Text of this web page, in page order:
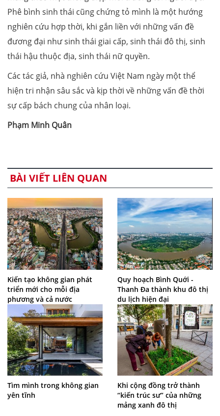
Phê bình sinh thái cũng chứng tỏ mình là một hướng
nghiên cứu hợp thời, khi gắn liền với những vấn đề
đương đại như sinh thái giai cấp, sinh thái đô thị, sinh
thái hậu thuộc địa, sinh thái nữ quyền.
Các tác giả, nhà nghiên cứu Việt Nam ngày một thể
hiện tri nhận sâu sắc và kịp thời về những vấn đề thời
sự cấp bách chung của nhân loại.
Phạm Minh Quân
BÀI VIẾT LIÊN QUAN
Kiến tạo không gian phát
triển mới cho mỗi địa
phương và cả nước
Quy hoạch Bình Quới -
Thanh Đa thành khu đô thị
du lịch hiện đại
Tìm mình trong không gian
yên tĩnh
Khi cộng đồng trở thành
“kiến trúc sư” của những
mảng xanh đô thị